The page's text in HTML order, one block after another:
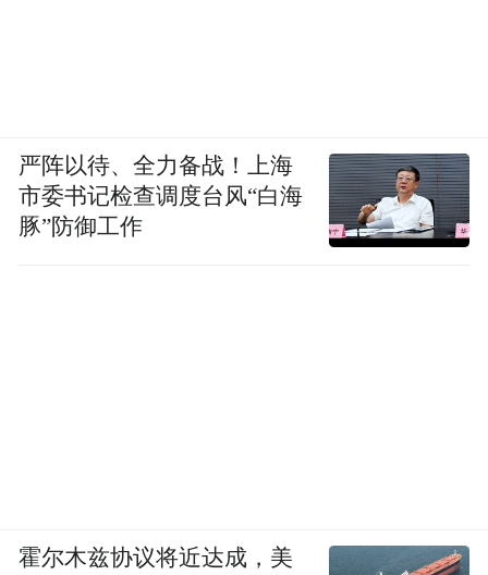
严阵以待、全力备战！上海
市委书记检查调度台风“白海
豚”防御工作
霍尔木兹协议将近达成，美